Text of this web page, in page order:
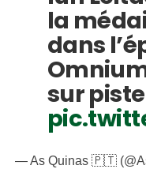
la
dans
sur
— As Quinas 🇵🇹